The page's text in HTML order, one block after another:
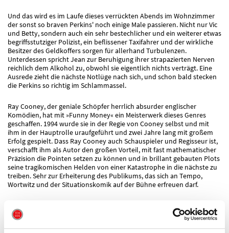
Und das wird es im Laufe dieses verrückten Abends im Wohnzimmer
der sonst so braven Perkins' noch einige Male passieren. Nicht nur Vic
und Betty, sondern auch ein sehr bestechlicher und ein weiterer etwas
begriffsstutziger Polizist, ein beflissener Taxifahrer und der wirkliche
Besitzer des Geldkoffers sorgen für allerhand Turbulenzen.
Unterdessen spricht Jean zur Beruhigung ihrer strapazierten Nerven
reichlich dem Alkohol zu, obwohl sie eigentlich nichts verträgt. Eine
Ausrede zieht die nächste Notlüge nach sich, und schon bald stecken
die Perkins so richtig im Schlammassel.
Ray Cooney, der geniale Schöpfer herrlich absurder englischer
Komödien, hat mit »Funny Money« ein Meisterwerk dieses Genres
geschaffen. 1994 wurde sie in der Regie von Cooney selbst und mit
ihm in der Hauptrolle uraufgeführt und zwei Jahre lang mit großem
Erfolg gespielt. Dass Ray Cooney auch Schauspieler und Regisseur ist,
verschafft ihm als Autor den großen Vorteil, mit fast mathematischer
Präzision die Pointen setzen zu können und in brillant gebauten Plots
seine tragikomischen Helden von einer Katastrophe in die nächste zu
treiben. Sehr zur Erheiterung des Publikums, das sich an Tempo,
Wortwitz und der Situationskomik auf der Bühne erfreuen darf.
1 Stunde 45 Minuten | keine Pause